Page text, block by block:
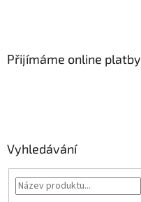
Přijímáme online platby
Vyhledávání